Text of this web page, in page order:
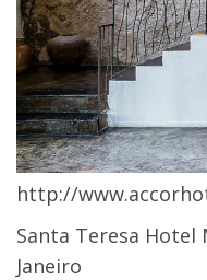
http://
Santa Teresa Hotel
Janeiro